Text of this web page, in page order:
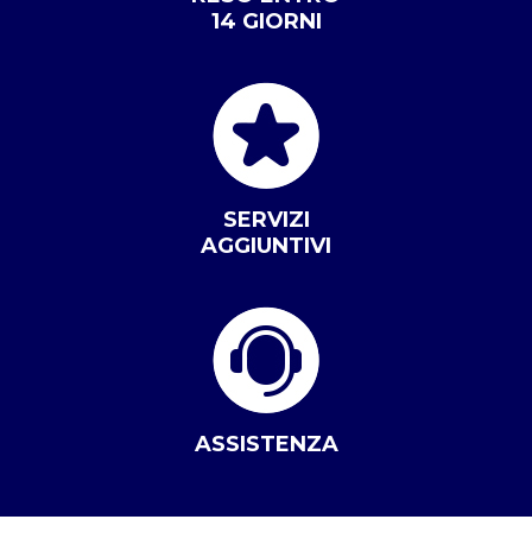
14 GIORNI
SERVIZI
AGGIUNTIVI
ASSISTENZA